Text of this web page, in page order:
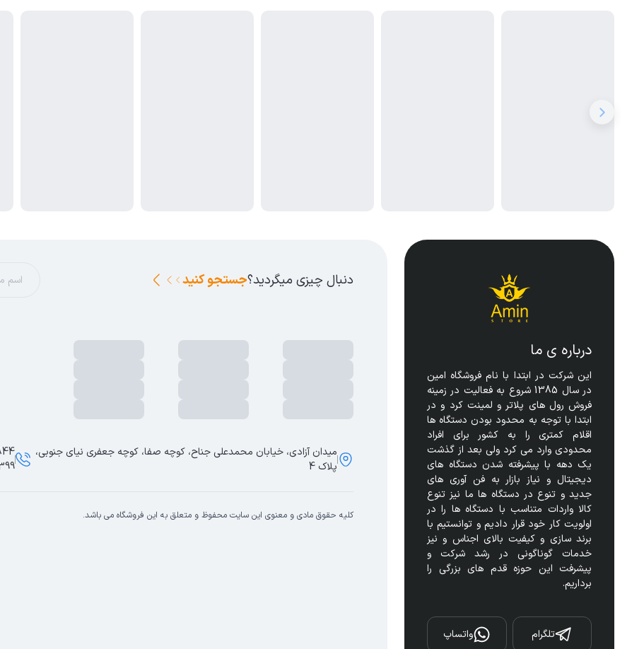
درباره ی ما
برداریم.
تلگرام واتساپ
دنبال چیزی میگردید؟جستجو کنید
میدان آزادی، خیابان محمدعلی جناح، کوچه صفا، کوچه جعفری نیای جنوبی،
پلاک 4
کلیه حقوق مادی و معنوی این سایت محفوظ و متعلق به این فروشگاه می باشد.